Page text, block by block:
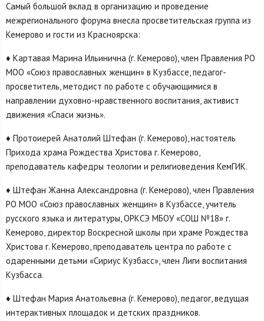
Самый большой вклад в организацию и проведение
межрегионального форума внесла просветительская группа из
Кемерово и гости из Красноярска:
♦ Картавая Марина Ильинична (г. Кемерово), член Правления РО
МОО «Союз православных женщин» в Кузбассе, педагог-
просветитель, методист по работе с обучающимися в
направлении духовно-нравственного воспитания, активист
движения «Спаси жизнь».
♦ Протоиерей Анатолий Штефан (г. Кемерово), настоятель
Прихода храма Рождества Христова г. Кемерово,
преподаватель кафедры теологии и религиоведения КемГИК.
♦ Штефан Жанна Александровна (г. Кемерово), член Правления
РО МОО «Союз православных женщин» в Кузбассе, учитель
русского языка и литературы, ОРКСЭ МБОУ «СОШ №18» г.
Кемерово, директор Воскресной школы при храме Рождества
Христова г. Кемерово, преподаватель центра по работе с
одаренными детьми «Сириус Кузбасс», член Лиги воспитания
Кузбасса.
♦ Штефан Мария Анатольевна (г. Кемерово), педагог, ведущая
интерактивных площадок и детских праздников.